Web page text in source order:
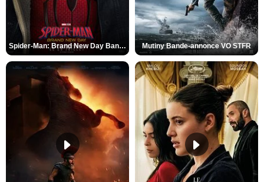
Spider-Man: Brand New Day Bande-annonce VO STFR Mutiny Bande-annonce VO STFR